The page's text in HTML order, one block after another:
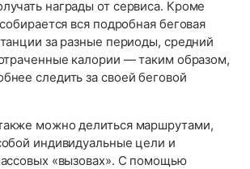
награды от сервиса. Кроме
вся подробная беговая
за разные периоды, средний
калории — таким образом,
следить за своей беговой
можно делиться маршрутами,
индивидуальные цели и
«вызовах». С помощью